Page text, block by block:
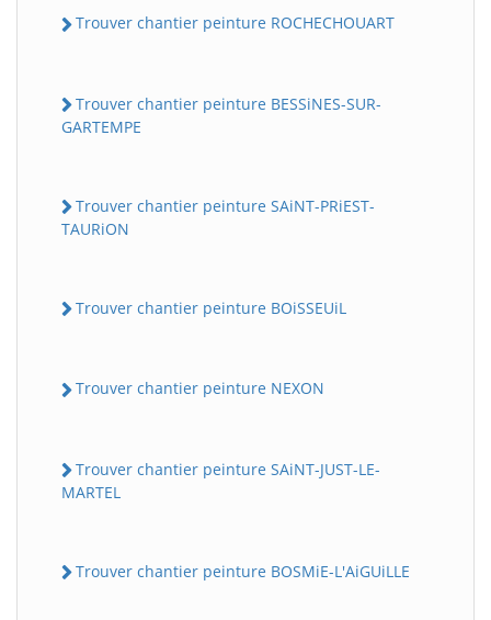
Trouver chantier peinture ROCHECHOUART
Trouver chantier peinture BESSiNES-SUR-
GARTEMPE
Trouver chantier peinture SAiNT-PRiEST-
TAURiON
Trouver chantier peinture BOiSSEUiL
Trouver chantier peinture NEXON
Trouver chantier peinture SAiNT-JUST-LE-
MARTEL
Trouver chantier peinture BOSMiE-L'AiGUiLLE